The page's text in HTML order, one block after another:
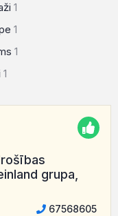
1
1
1
1
grupa,
67568605